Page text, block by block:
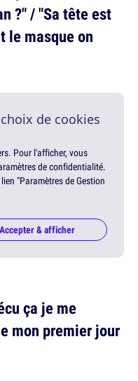
?" / "Sa tête est
le masque on
de cookies
Pour l'afficher, vous
de confidentialité.
"Paramètres de Gestion
Accepter & afficher
ça je me
mon premier jour